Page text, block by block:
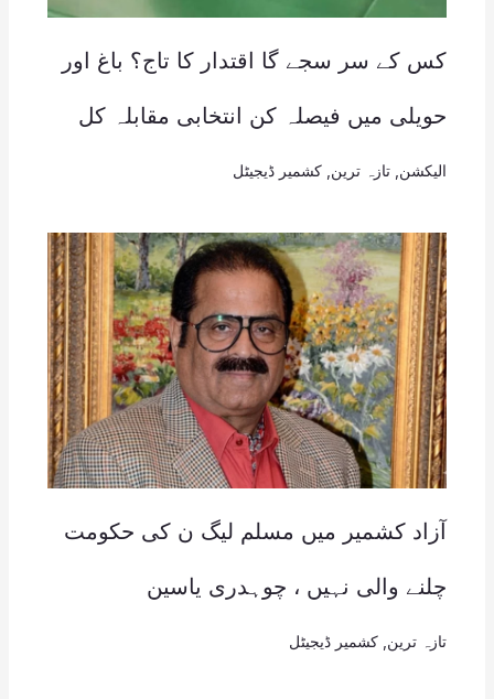
کس کے سر سجے گا اقتدار کا تاج؟ باغ اور
حویلی میں فیصلہ کن انتخابی مقابلہ کل
الیکشن تازہ ترین کشمیر ڈیجیٹل
آزاد کشمیر میں مسلم لیگ ن کی حکومت
چلنے والی نہیں ، چوہدری یاسین
تازہ ترین کشمیر ڈیجیٹل